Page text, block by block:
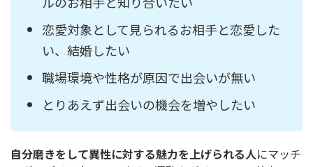
恋愛対象として見られるお相手と恋愛した
い、結婚したい
職場環境や性格が原因で出会いが無い
とりあえず出会いの機会を増やしたい
自分磨きをして異性に対する魅力を上げられる人にマッチ